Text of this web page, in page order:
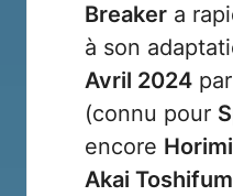
Breaker a
à son
Avril 2024 par
(connu pour
encore
Akai